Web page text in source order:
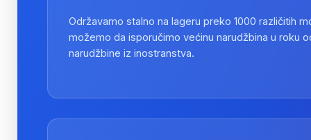
Održavamo stalno na lageru preko 1000 različitih
možemo da isporučimo većinu narudžbina u roku
narudžbine iz inostranstva.